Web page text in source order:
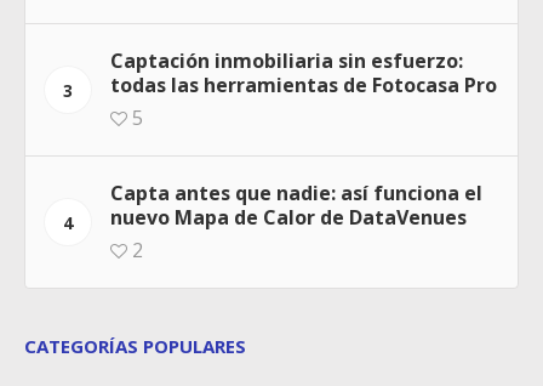
3
Captación inmobiliaria sin esfuerzo:
todas las herramientas de Fotocasa Pro
5
4
Capta antes que nadie: así funciona el
nuevo Mapa de Calor de DataVenues
2
CATEGORÍAS POPULARES